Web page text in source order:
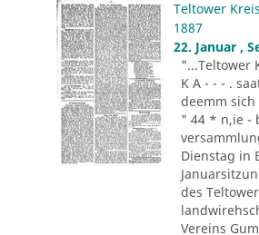
Teltower
1887
22. Januar ,
"...Teltower
K A - - - .
deemm sich
" 44 * n,ie -
Dienstag in
des
Vereins